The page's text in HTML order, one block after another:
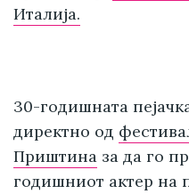
Италија.
30-годишната
директно од
Приштина за да го
годишниот актер на